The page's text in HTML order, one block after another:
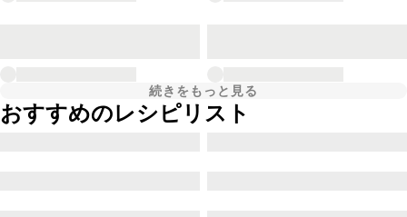
続きをもっと見る
おすすめのレシピリスト